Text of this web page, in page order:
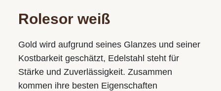
Rolesor weiß
Gold wird aufgrund seines Glanzes und seiner
Kostbarkeit geschätzt, Edelstahl steht für
Stärke und Zuverlässigkeit. Zusammen
kommen ihre besten Eigenschaften
und vereinbaren gerne auch einen persönlichen
Beratungstermin.
Juwelier S.M.WILD
Im Palais Kaufmännischer Verein
Landstraße 49, 4020 Linz